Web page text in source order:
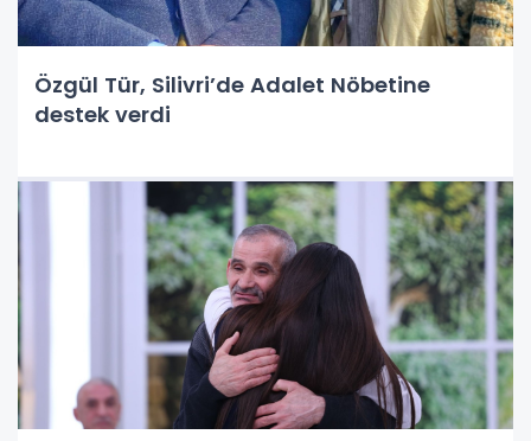
Özgül Tür, Silivri’de Adalet Nöbetine
destek verdi